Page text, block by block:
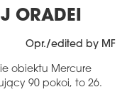
ORADEI
Opr./edited by MF
obiektu Mercure
90 pokoi, to 26.